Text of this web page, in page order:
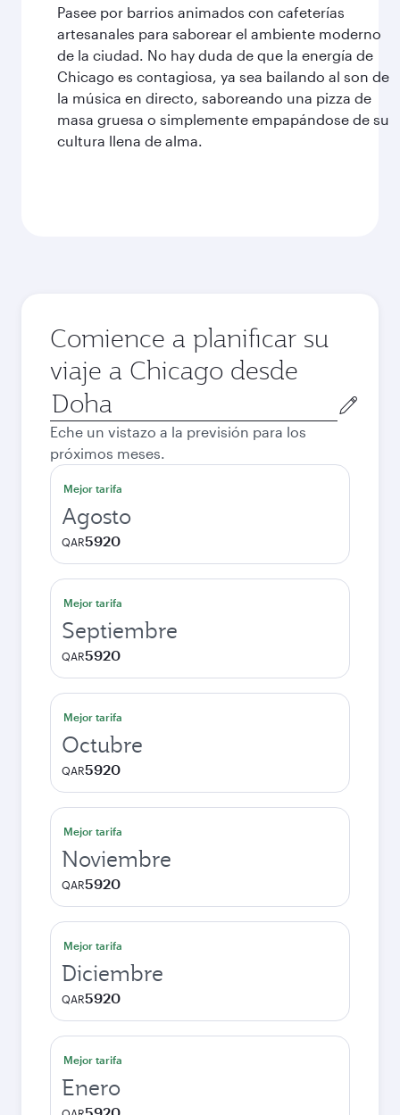
Pasee por barrios animados con cafeterías
artesanales para saborear el ambiente moderno
de la ciudad. No hay duda de que la energía de
Chicago es contagiosa, ya sea bailando al son de
la música en directo, saboreando una pizza de
masa gruesa o simplemente empapándose de su
cultura llena de alma.
Comience a planificar su
viaje a Chicago desde
Ciudad
de
salida
Eche un vistazo a la previsión para los
próximos meses.
Mejor tarifa
Agosto
QAR5920
Mejor tarifa
Septiembre
QAR5920
Mejor tarifa
Octubre
QAR5920
Mejor tarifa
Noviembre
QAR5920
Mejor tarifa
Diciembre
QAR5920
Mejor tarifa
Enero